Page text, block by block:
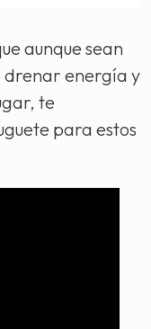
aunque sean
drenar energía y
te
para estos